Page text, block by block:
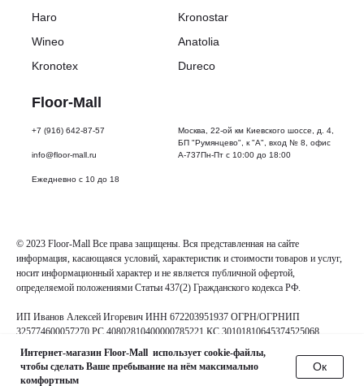
Интернет-магазин Floor-Mall использует cookie-файлы,
чтобы сделать Ваше пребывание на нём максимально
комфортным
Oк
Заказать звонок Позвонить
Floor-Mall
Haro
+7 (916) 642-87-57
info@floor-mall.ru
Ежедневно с 10 до 18
Москва, 22-ой км Киевского шоссе, д. 4,
БП "Румянцево", к "А", вход № 8, офис
А-737Пн-Пт с 10:00 до 18:00
Wineo
Kronotex
Anatolia
Dureco
Kronostar
© 2023 Floor-Mall Все права защищены. Вся представленная на сайте
информация, касающаяся условий, характеристик и стоимости товаров и услуг,
носит информационный характер и не является публичной офертой,
определяемой положениями Статьи 437(2) Гражданского кодекса РФ.
ИП Иванов Алексей Игоревич ИНН 672203951937 ОГРН/ОГРНИП
325774600057270 РС 40802810400000785221 КС 30101810645374525068